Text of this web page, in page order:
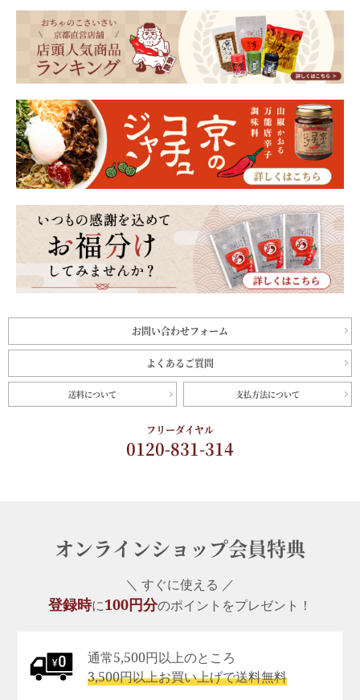
お問い合わせフォーム
よくあるご質問
送料について 支払方法について
フリーダイヤル
0120-831-314
オンラインショップ会員特典
＼ すぐに使える ／
登録時に100円分のポイントをプレゼント！
通常5,500円以上のところ
3,500円以上お買い上げで送料無料